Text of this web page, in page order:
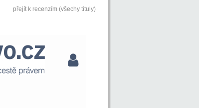
přejít k recenzím (všechy tituly)